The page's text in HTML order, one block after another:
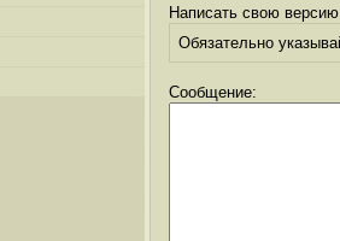
Написать свою версию
Обязательно
Сообщение: